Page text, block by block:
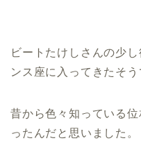
ビートたけしさんの少
ンス座に入ってきたそう
昔から色々知っている
ったんだと思いました。